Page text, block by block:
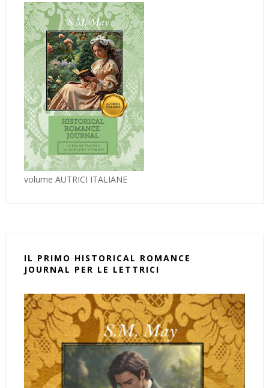
volume AUTRICI ITALIANE
IL PRIMO HISTORICAL ROMANCE
JOURNAL PER LE LETTRICI